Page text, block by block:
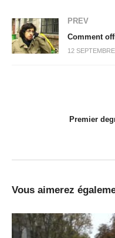
PREV
Comment
12
Premier
Vous aimerez